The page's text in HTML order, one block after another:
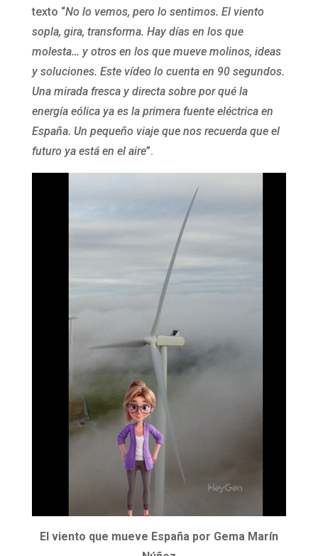
texto “No lo vemos, pero lo sentimos. El viento
sopla, gira, transforma. Hay días en los que
molesta… y otros en los que mueve molinos, ideas
y soluciones. Este vídeo lo cuenta en 90 segundos.
Una mirada fresca y directa sobre por qué la
energía eólica ya es la primera fuente eléctrica en
España. Un pequeño viaje que nos recuerda que el
futuro ya está en el aire”.
El viento que mueve España por Gema Marín